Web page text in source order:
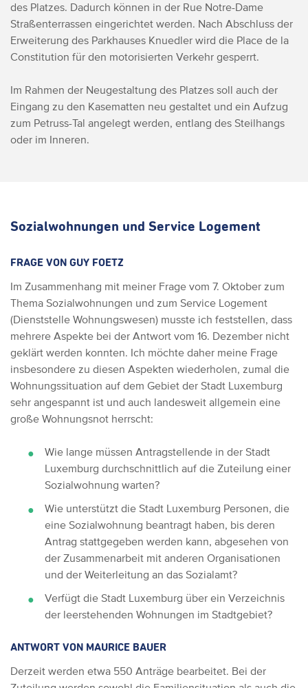
des Platzes. Dadurch können in der Rue Notre-Dame
Straßenterrassen eingerichtet werden. Nach Abschluss der
Erweiterung des Parkhauses Knuedler wird die Place de la
Constitution für den motorisierten Verkehr gesperrt.
Im Rahmen der Neugestaltung des Platzes soll auch der
Eingang zu den Kasematten neu gestaltet und ein Aufzug
zum Petruss-Tal angelegt werden, entlang des Steilhangs
oder im Inneren.
Sozialwohnungen und Service Logement
FRAGE VON GUY FOETZ
Im Zusammenhang mit meiner Frage vom 7. Oktober zum
Thema Sozialwohnungen und zum Service Logement
(Dienststelle Wohnungswesen) musste ich feststellen, dass
mehrere Aspekte bei der Antwort vom 16. Dezember nicht
geklärt werden konnten. Ich möchte daher meine Frage
insbesondere zu diesen Aspekten wiederholen, zumal die
Wohnungssituation auf dem Gebiet der Stadt Luxemburg
sehr angespannt ist und auch landesweit allgemein eine
große Wohnungsnot herrscht:
Wie lange müssen Antragstellende in der Stadt
Luxemburg durchschnittlich auf die Zuteilung einer
Sozialwohnung warten?
Wie unterstützt die Stadt Luxemburg Personen, die
eine Sozialwohnung beantragt haben, bis deren
Antrag stattgegeben werden kann, abgesehen von
der Zusammenarbeit mit anderen Organisationen
und der Weiterleitung an das Sozialamt?
Verfügt die Stadt Luxemburg über ein Verzeichnis
der leerstehenden Wohnungen im Stadtgebiet?
ANTWORT VON MAURICE BAUER
Derzeit werden etwa 550 Anträge bearbeitet. Bei der